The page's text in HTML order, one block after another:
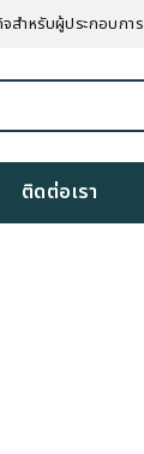
สำหรับผู้ประกอบการ
ติดต่อเรา